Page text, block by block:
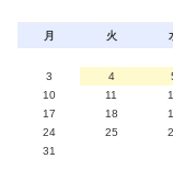
月 火
3
4
10
11
17
18
24
25
31